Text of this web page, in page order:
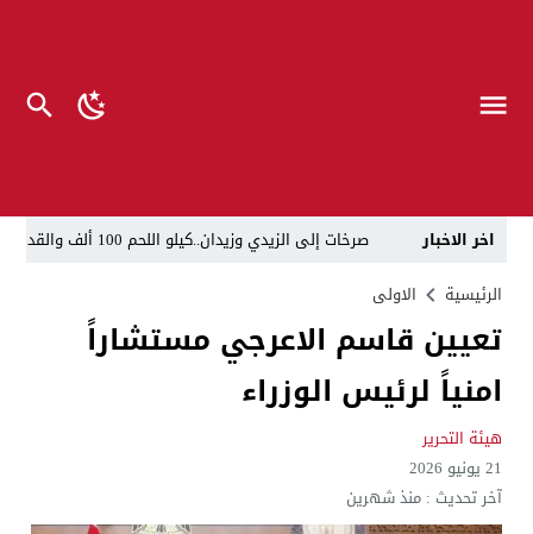
اخر الاخبار
صرخات إلى الزيدي وزيدان..كيلو اللحم 100 ألف والقداحة 5 آلاف في سجون العراق.. تظاهرة العوائل وسط بغداد
“لحين تسمية وزرائها”..الزيدي يوجه وكلاء الوزارات
مسيّرات إيرانية تستهدف مقرات حزب معارض كردي قرب
ذي قار.. انطلاق عملية لاعتقال أكثر من 20 شخصاً في البلدية والتسجيل العقاري
الرئيسية الاولى
تعيين قاسم الاعرجي مستشاراً
امنياً لرئيس الوزراء
هيئة التحرير
21 يونيو 2026
آخر تحديث :منذ شهرين